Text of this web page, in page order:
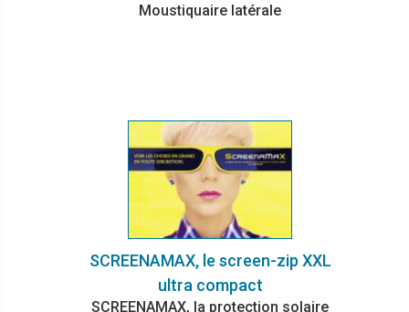
Moustiquaire latérale
SCREENAMAX, le screen-zip XXL
ultra compact
SCREENAMAX, la protection solaire